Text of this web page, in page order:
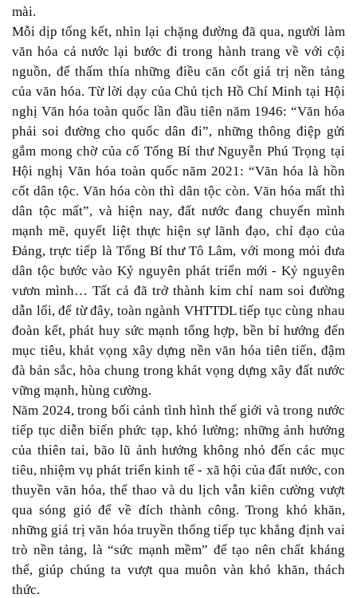
mài.
Mỗi dịp tổng kết, nhìn lại chặng đường đã qua, người làm
văn hóa cả nước lại bước đi trong hành trang về với cội
nguồn, để thấm thía những điều căn cốt giá trị nền tảng
của văn hóa. Từ lời dạy của Chủ tịch Hồ Chí Minh tại Hội
nghị Văn hóa toàn quốc lần đầu tiên năm 1946: “Văn hóa
phải soi đường cho quốc dân đi”, những thông điệp gửi
gắm mong chờ của cố Tổng Bí thư Nguyễn Phú Trọng tại
Hội nghị Văn hóa toàn quốc năm 2021: “Văn hóa là hồn
cốt dân tộc. Văn hóa còn thì dân tộc còn. Văn hóa mất thì
dân tộc mất”, và hiện nay, đất nước đang chuyển mình
mạnh mẽ, quyết liệt thực hiện sự lãnh đạo, chỉ đạo của
Đảng, trực tiếp là Tổng Bí thư Tô Lâm, với mong mỏi đưa
dân tộc bước vào Kỷ nguyên phát triển mới - Kỷ nguyên
vươn mình… Tất cả đã trở thành kim chỉ nam soi đường
dẫn lối, để từ đây, toàn ngành VHTTDL tiếp tục cùng nhau
đoàn kết, phát huy sức mạnh tổng hợp, bền bỉ hướng đến
mục tiêu, khát vọng xây dựng nền văn hóa tiên tiến, đậm
đà bản sắc, hòa chung trong khát vọng dựng xây đất nước
vững mạnh, hùng cường.
Năm 2024, trong bối cảnh tình hình thế giới và trong nước
tiếp tục diễn biến phức tạp, khó lường; những ảnh hưởng
của thiên tai, bão lũ ảnh hưởng không nhỏ đến các mục
tiêu, nhiệm vụ phát triển kinh tế - xã hội của đất nước, con
thuyền văn hóa, thể thao và du lịch vẫn kiên cường vượt
qua sóng gió để về đích thành công. Trong khó khăn,
những giá trị văn hóa truyền thống tiếp tục khẳng định vai
trò nền tảng, là “sức mạnh mềm” để tạo nên chất kháng
thể, giúp chúng ta vượt qua muôn vàn khó khăn, thách
thức.